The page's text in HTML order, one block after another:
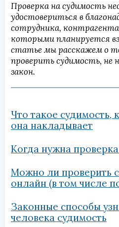
Проверка на судимость
удостовериться в
сотрудника, контрагента
которыми планируется
статье мы расскажем о
проверить судимость, не
закон.
Что такое судимость,
она накладывает
Когда нужна
Можно ли проверить
онлайн (в том числе
Законные способы
человека судимость